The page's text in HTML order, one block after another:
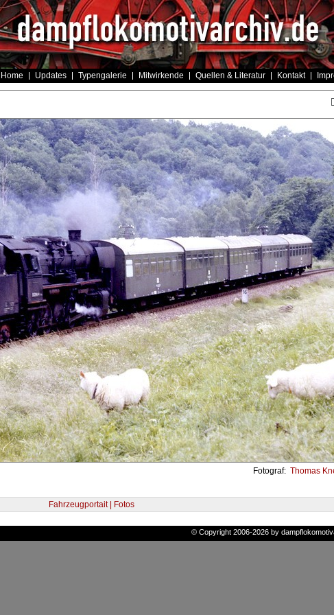
Home Updates Typengalerie Mitwirkende Quellen & Literatur Kontakt
Fotograf: Thomas
Fahrzeugportait | Fotos
© Copyright 2006-2026 by